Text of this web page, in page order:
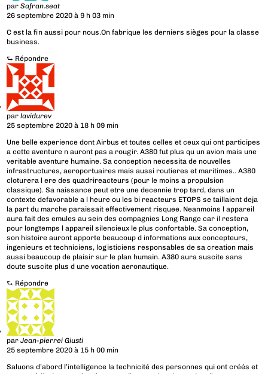
parSafran.seat
26 septembre 2020 à 9 h 03 min
C est la fin aussi pour nous.On fabrique les derniers sièges pour la classe
business.
⮑ Répondre
parlavidurev
25 septembre 2020 à 18 h 09 min
Une belle experience dont Airbus et toutes celles et ceux qui ont participes
a cette aventure n auront pas a rougir. A380 fut plus qu un avion mais une
veritable aventure humaine. Sa conception necessita de nouvelles
infrastructures, aeroportuaires mais aussi routieres et maritimes.. A380
cloturera l ere des quadrireacteurs (pour le moins a propulsion
classique). Sa naissance peut etre une decennie trop tard, dans un
contexte defavorable a l heure ou les bi reacteurs ETOPS se taillaient deja
la part du marche paraissait effectivement risquee. Neanmoins l appareil
aura fait des emules au sein des compagnies Long Range car il restera
pour longtemps l appareil silencieux le plus confortable. Sa conception,
son histoire auront apporte beaucoup d informations aux concepteurs,
ingenieurs et techniciens, logisticiens responsables de sa creation mais
aussi beaucoup de plaisir sur le plan humain. A380 aura suscite sans
doute suscite plus d une vocation aeronautique.
⮑ Répondre
parJean-pierrei Giusti
25 septembre 2020 à 15 h 00 min
Saluons d’abord l’intelligence la technicité des personnes qui ont créés et